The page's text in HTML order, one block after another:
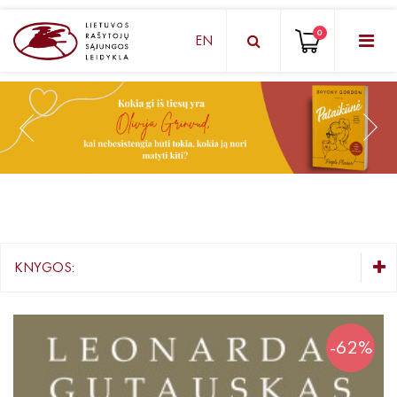
KNYGŲ DĖŽUTĖ - STAIGMENA
Grožinė literatūra
KNYGOS PIGIAU
EN 0
KNYGOS:
Grožinė literatūra
Knygos vaikams ir paaugliams
Negrožinė literatūra
-62%